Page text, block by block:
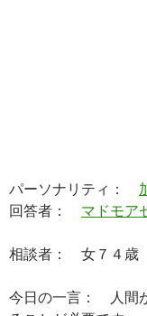
パーソナリティ：
回答者： マドモア
相談者： 女７４歳
今日の一言： 人間